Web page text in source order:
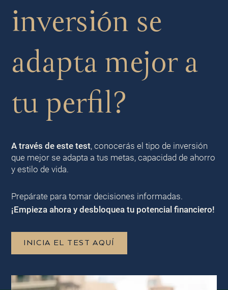
inversión se
adapta mejor a
tu perfil?
A través de este test, conocerás el tipo de inversión
que mejor se adapta a tus metas, capacidad de ahorro
y estilo de vida.
Prepárate para tomar decisiones informadas.
¡Empieza ahora y desbloquea tu potencial financiero!
INICIA EL TEST AQUÍ